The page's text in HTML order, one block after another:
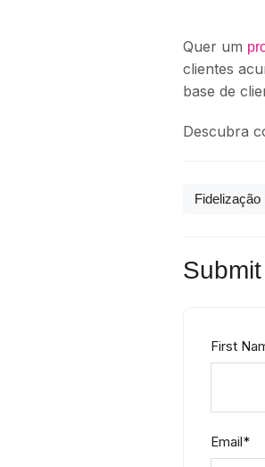
Quer um
clientes
base de
Descubra
Fidelização
First
Email*